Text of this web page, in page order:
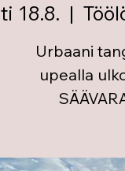
ti 18.8.
  |
Urbaani
upealla